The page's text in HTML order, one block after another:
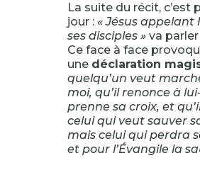
La suite du récit, c’est
jour : « Jésus appelant
ses disciples » va
Ce face à face
une déclaration
quelqu’un veut
moi, qu’il renonce à
prenne sa croix, et
celui qui veut sauver
mais celui qui perdra
et pour l’Évangile la